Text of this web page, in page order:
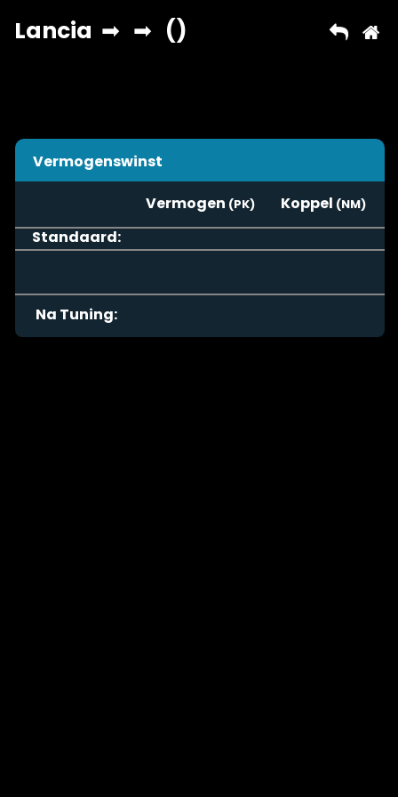
Vermogenswinst
Vermogen
Koppel
Standaard:
Na Tuning: